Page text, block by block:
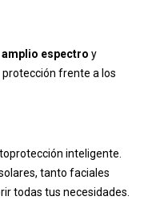
espectro y
protección frente a los
inteligente.
tanto faciales
todas tus necesidades.